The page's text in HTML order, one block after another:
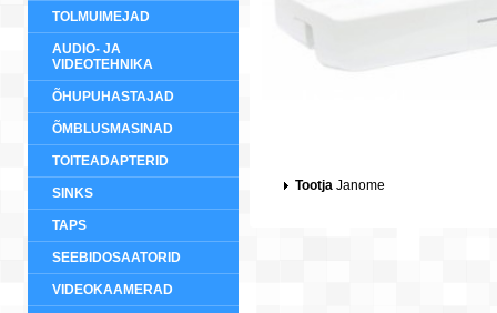
TOLMUIMEJAD
AUDIO- JA
VIDEOTEHNIKA
ÕHUPUHASTAJAD
ÕMBLUSMASINAD
TOITEADAPTERID
SINKS
TAPS
SEEBIDOSAATORID
VIDEOKAAMERAD
Tootja Janome